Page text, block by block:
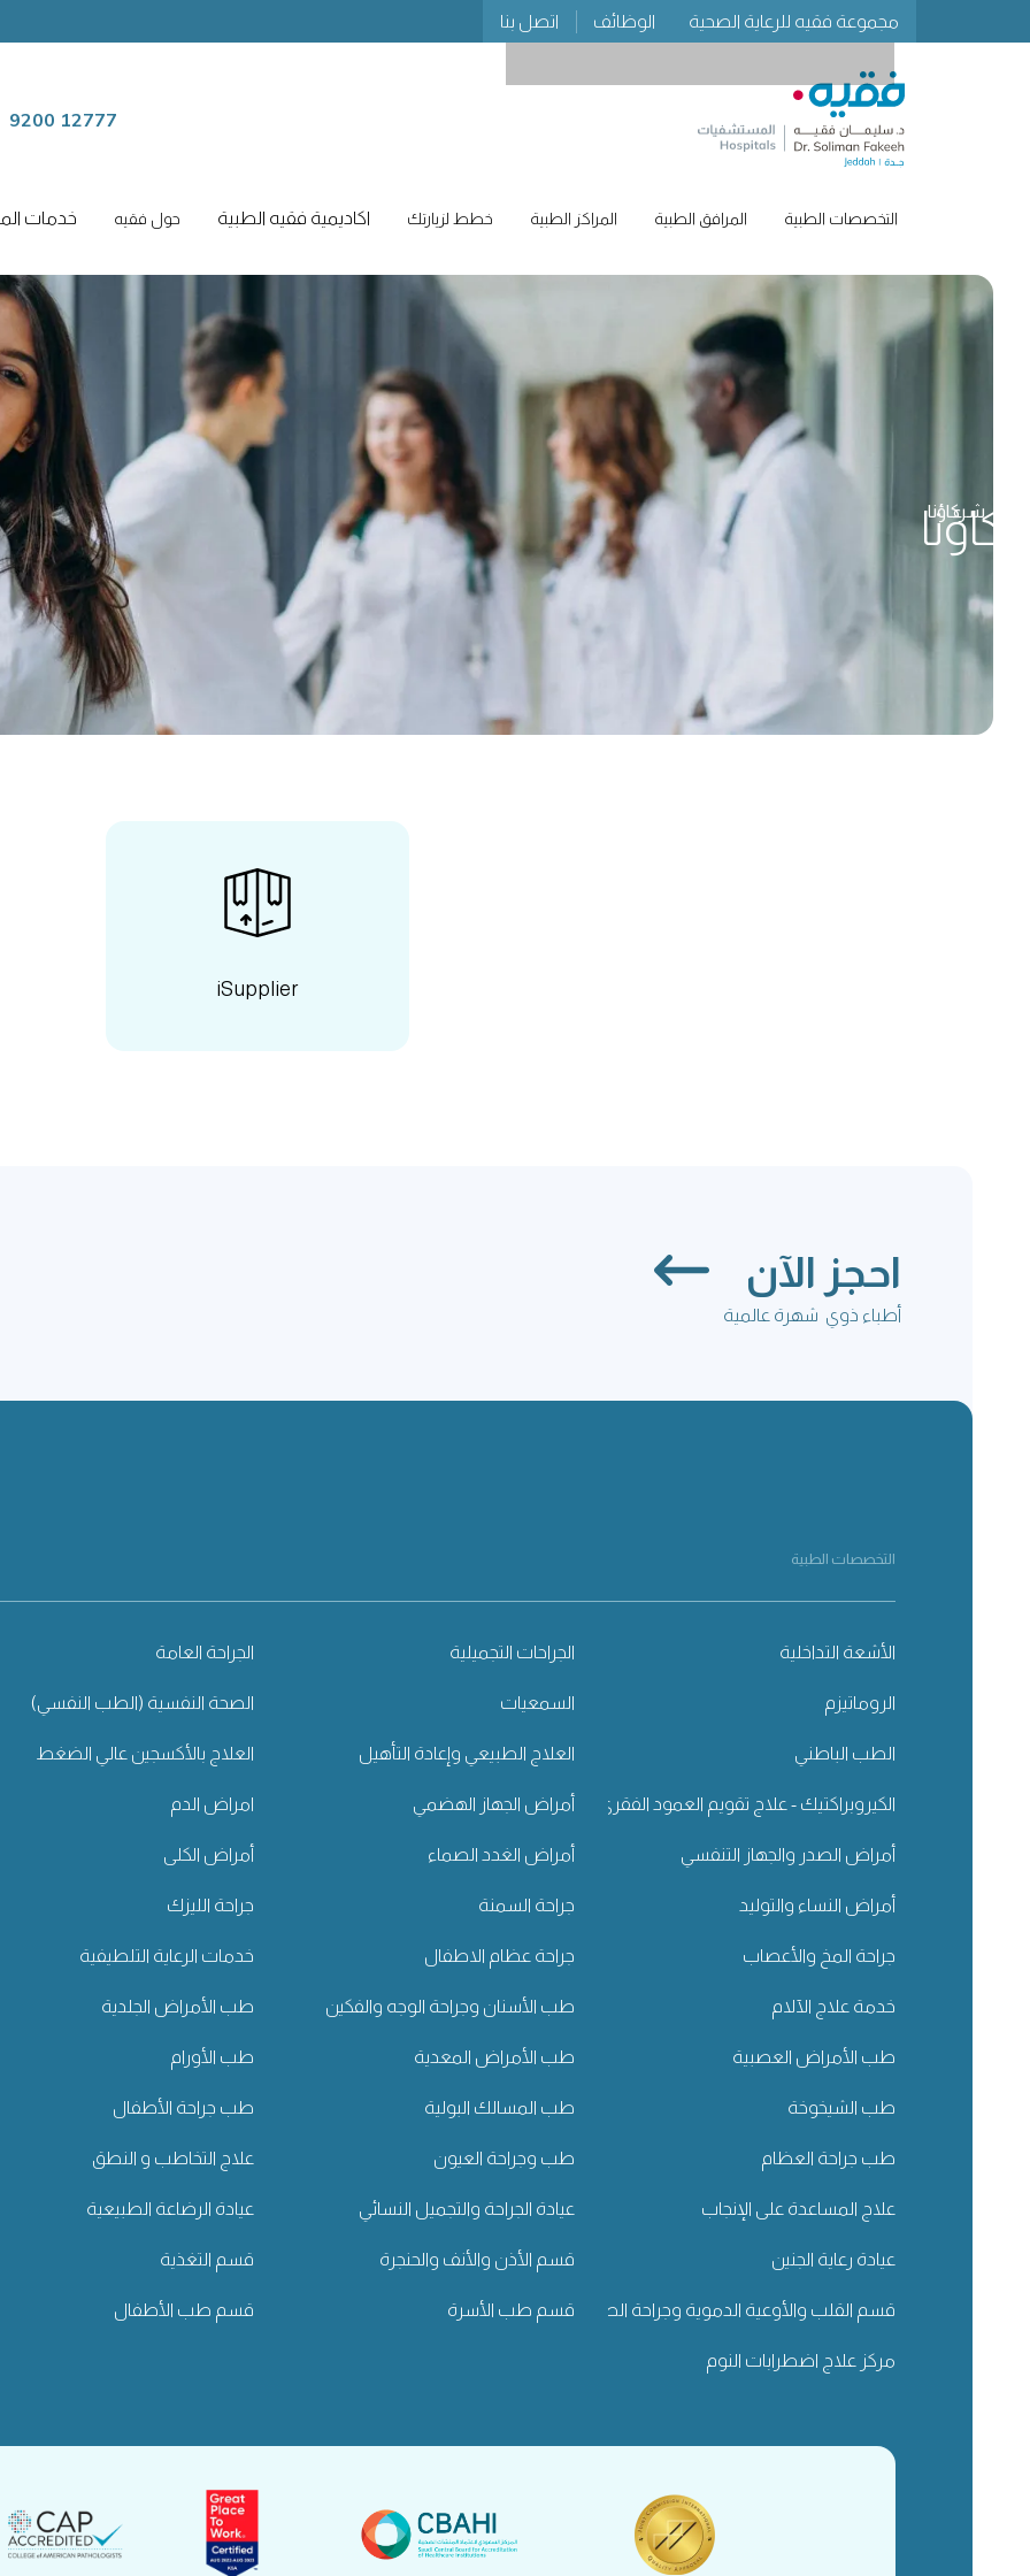
مجموعة فقيه للرعاية الصحية الوظائف اتصل بنا
9200 12777
التخصصات الطبية المرافق الطبية المراكز الطبية خطط لزيارتك اكاديمية فقيه الطبية حول فقيه خدمات
شركاؤنا
iSupplier
احجز الآن
أطباء ذوي شهرة عالمية
التخصصات الطبية
الأشعة التداخلية الجراحات التجميلية الجراحة العامة
الروماتيزم السمعيات الصحة النفسية (الطب النفسي)
الطب الباطني العلاج الطبيعي وإعادة التأهيل العلاج بالأكسجين عالي الضغط
الكيروبراكتيك - علاج تقويم العمود الفقري أمراض الجهاز الهضمي امراض الدم
أمراض الصدر والجهاز التنفسي أمراض الغدد الصماء أمراض الكلى
أمراض النساء والتوليد جراحة السمنة جراحة الليزك
جراحة المخ والأعصاب جراحة عظام الاطفال خدمات الرعاية التلطيفية
خدمة علاج الآلام طب الأسنان وجراحة الوجه والفكين طب الأمراض الجلدية
طب الأمراض العصبية طب الأمراض المعدية طب الأورام
طب الشيخوخة طب المسالك البولية طب جراحة الأطفال
طب جراحة العظام طب وجراحة العيون علاج التخاطب و النطق
علاج المساعدة على الإنجاب عيادة الجراحة والتجميل النسائي عيادة الرضاعة الطبيعية
عيادة رعاية الجنين قسم الأذن والأنف والحنجرة قسم التغذية
قسم القلب والأوعية الدموية وجراحة الصدر قسم طب الأسرة قسم طب الأطفال
مركز علاج اضطرابات النوم